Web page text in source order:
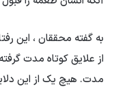
به گفته محققان ، این
از علایق کوتاه مدت
مدت. هیچ یک از این